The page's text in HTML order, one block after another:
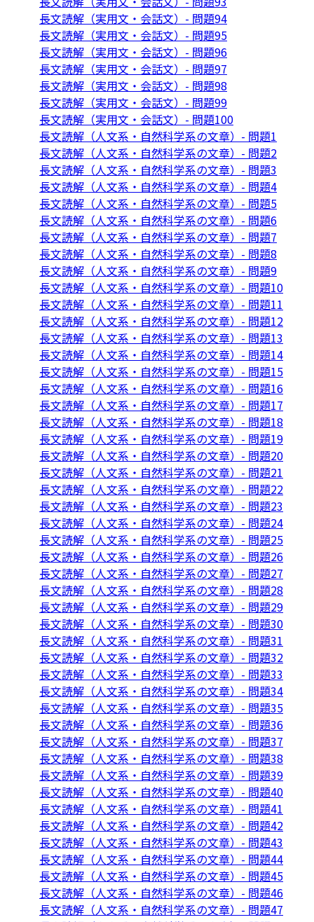
長文読解（実用文・会話文）- 問題94
長文読解（実用文・会話文）- 問題95
長文読解（実用文・会話文）- 問題96
長文読解（実用文・会話文）- 問題97
長文読解（実用文・会話文）- 問題98
長文読解（実用文・会話文）- 問題99
長文読解（実用文・会話文）- 問題100
長文読解（人文系・自然科学系の文章）- 問題1
長文読解（人文系・自然科学系の文章）- 問題2
長文読解（人文系・自然科学系の文章）- 問題3
長文読解（人文系・自然科学系の文章）- 問題4
長文読解（人文系・自然科学系の文章）- 問題5
長文読解（人文系・自然科学系の文章）- 問題6
長文読解（人文系・自然科学系の文章）- 問題7
長文読解（人文系・自然科学系の文章）- 問題8
長文読解（人文系・自然科学系の文章）- 問題9
長文読解（人文系・自然科学系の文章）- 問題10
長文読解（人文系・自然科学系の文章）- 問題11
長文読解（人文系・自然科学系の文章）- 問題12
長文読解（人文系・自然科学系の文章）- 問題13
長文読解（人文系・自然科学系の文章）- 問題14
長文読解（人文系・自然科学系の文章）- 問題15
長文読解（人文系・自然科学系の文章）- 問題16
長文読解（人文系・自然科学系の文章）- 問題17
長文読解（人文系・自然科学系の文章）- 問題18
長文読解（人文系・自然科学系の文章）- 問題19
長文読解（人文系・自然科学系の文章）- 問題20
長文読解（人文系・自然科学系の文章）- 問題21
長文読解（人文系・自然科学系の文章）- 問題22
長文読解（人文系・自然科学系の文章）- 問題23
長文読解（人文系・自然科学系の文章）- 問題24
長文読解（人文系・自然科学系の文章）- 問題25
長文読解（人文系・自然科学系の文章）- 問題26
長文読解（人文系・自然科学系の文章）- 問題27
長文読解（人文系・自然科学系の文章）- 問題28
長文読解（人文系・自然科学系の文章）- 問題29
長文読解（人文系・自然科学系の文章）- 問題30
長文読解（人文系・自然科学系の文章）- 問題31
長文読解（人文系・自然科学系の文章）- 問題32
長文読解（人文系・自然科学系の文章）- 問題33
長文読解（人文系・自然科学系の文章）- 問題34
長文読解（人文系・自然科学系の文章）- 問題35
長文読解（人文系・自然科学系の文章）- 問題36
長文読解（人文系・自然科学系の文章）- 問題37
長文読解（人文系・自然科学系の文章）- 問題38
長文読解（人文系・自然科学系の文章）- 問題39
長文読解（人文系・自然科学系の文章）- 問題40
長文読解（人文系・自然科学系の文章）- 問題41
長文読解（人文系・自然科学系の文章）- 問題42
長文読解（人文系・自然科学系の文章）- 問題43
長文読解（人文系・自然科学系の文章）- 問題44
長文読解（人文系・自然科学系の文章）- 問題45
長文読解（人文系・自然科学系の文章）- 問題46
長文読解（人文系・自然科学系の文章）- 問題47